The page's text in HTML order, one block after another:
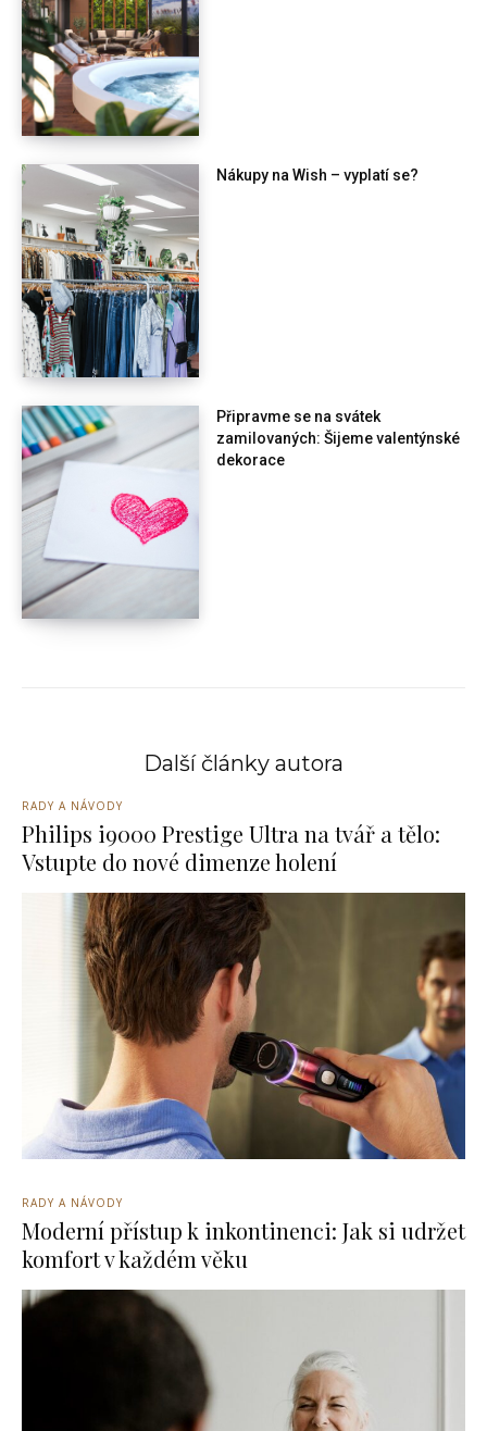
Nákupy na Wish – vyplatí se?
Připravme se na svátek
zamilovaných: Šijeme valentýnské
dekorace
Další články autora
RADY A NÁVODY
Philips i9000 Prestige Ultra na tvář a tělo:
Vstupte do nové dimenze holení
RADY A NÁVODY
Moderní přístup k inkontinenci: Jak si udržet
komfort v každém věku